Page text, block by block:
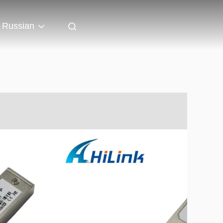
Russian